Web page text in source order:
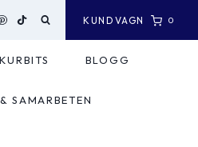
KUNDVAGN 0
BLOGG
SAMARBETEN